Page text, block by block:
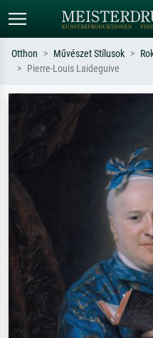
impresszionizmus, Hokusai-hullám,
Otthon Művészet Stílusok
Pierre-Louis Laideguive